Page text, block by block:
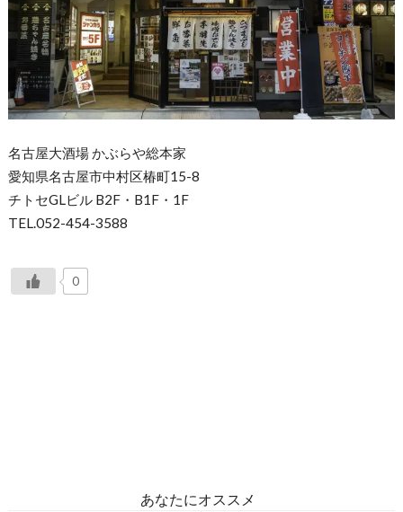
名古屋大酒場 かぶらや総本家
愛知県名古屋市中村区椿町15-8
チトセGLビル B2F・B1F・1F
TEL.052-454-3588
0
あなたにオススメ